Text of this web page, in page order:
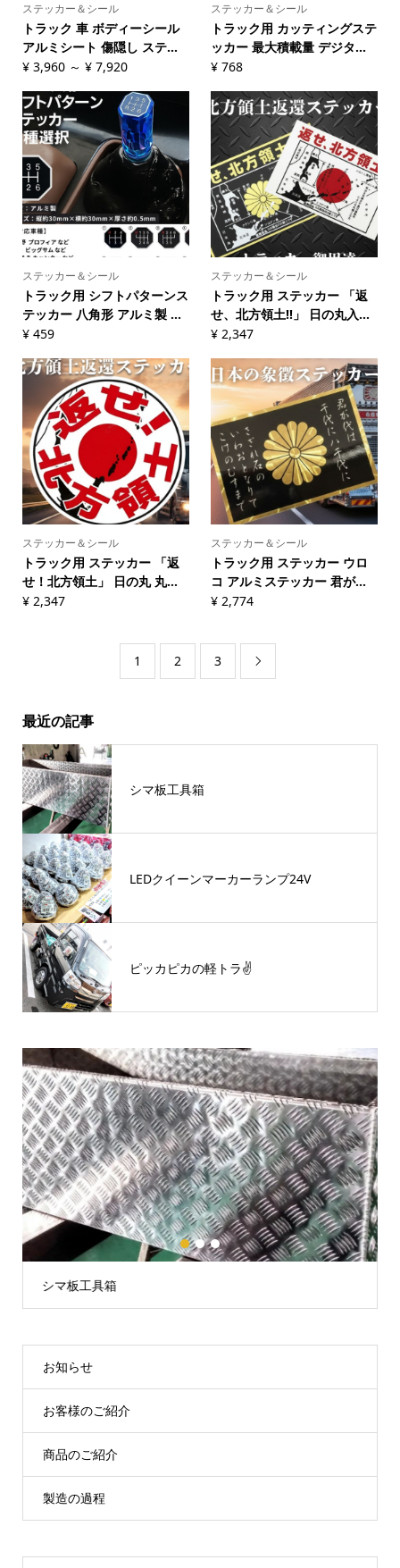
ステッカー＆シール
トラック 車 ボディーシール
アルミシート 傷隠し ステ...
¥3,960～ ¥7,920
ステッカー＆シール
トラック用 カッティングステ
ッカー 最大積載量 デジタ...
¥ 768
ステッカー＆シール
トラック用 シフトパターンス
テッカー 八角形 アルミ製 ...
¥459
ステッカー＆シール
トラック用 ステッカー 「返
せ、北方領土!!」 日の丸入...
¥ 2,347
ステッカー＆シール
トラック用 ステッカー 「返
せ！北方領土」 日の丸 丸...
¥2,347
ステッカー＆シール
トラック用 ステッカー ウロ
コ アルミステッカー 君が...
¥ 2,774
1 2 3 
最近の記事
シマ板工具箱
LEDクイーンマーカーランプ24V
ピッカピカの軽トラ✌
シマ板工具箱
1 2 3
お知らせ
お客様のご紹介
商品のご紹介
製造の過程